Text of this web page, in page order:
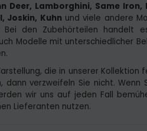
Deer, Lamborghini, Same
Joskin, Kuhn und viele andere
den Zubehörteilen handelt
Modelle mit unterschiedlicher
die in unserer Kollektion
verzweifeln Sie nicht. Wenn
wir uns auf jeden Fall
Lieferanten nutzen.